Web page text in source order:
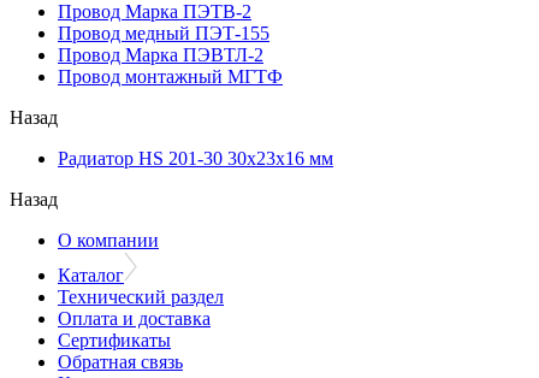
Провод Марка ПЭТВ-2
Провод медный ПЭТ-155
Провод Марка ПЭВТЛ-2
Провод монтажный МГТФ
Назад
Радиатор HS 201-30 30х23х16 мм
Назад
О компании
Каталог
Технический раздел
Оплата и доставка
Сертификаты
Обратная связь